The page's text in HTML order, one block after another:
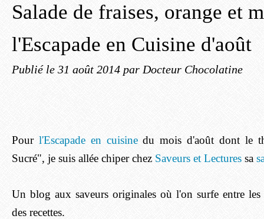
Salade de fraises, orange et
l'Escapade en Cuisine d'août
Publié le 31 août 2014 par Docteur Chocolatine
Pour l'Escapade en cuisinedu mois d'août dont le
Sucré", je suis allée chiper chez Saveurs et Lectures sa
Un blog aux saveurs originales où l'on surfe entre les
des recettes.